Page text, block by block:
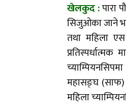
खेलकुद :पारा
सिजुओका जाने
तथा महिला
महासङ्घ (साफ)
महिला